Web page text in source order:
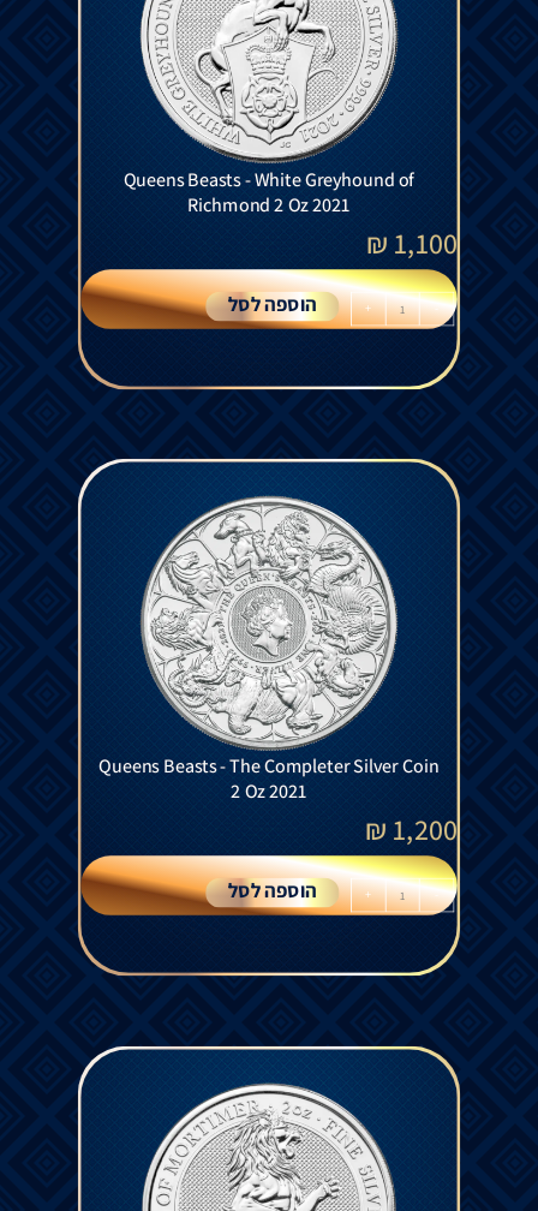
Queens Beasts - White Greyhound of
Richmond 2 Oz 2021
1,100
₪
-
+ הוספה לסל
Queens Beasts - The Completer Silver Coin
2 Oz 2021
1,200
₪
-
+ הוספה לסל